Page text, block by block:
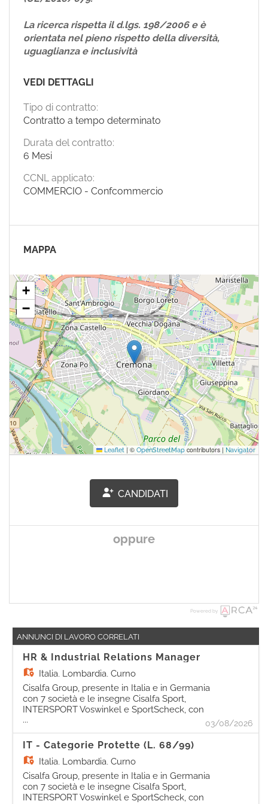
La ricerca rispetta il d.lgs. 198/2006 e è
orientata nel pieno rispetto della diversità,
uguaglianza e inclusività
VEDI DETTAGLI
Tipo di contratto:
Contratto a tempo determinato
Durata del contratto:
6 Mesi
CCNL applicato:
COMMERCIO - Confcommercio
MAPPA
+
−
Leaflet |© OpenStreetMap contributors | Navigator
CANDIDATI
oppure
Powered by
ANNUNCI DI LAVORO CORRELATI
HR & Industrial Relations Manager
Italia, Lombardia, Curno
Cisalfa Group, presente in Italia e in Germania
con 7 società e le insegne Cisalfa Sport,
INTERSPORT Voswinkel e SportScheck, con
più di 240 negozi e 5.500 persone, è alla ricerca
di una figura da inserire come Industrial
Relations Manager. La risorsa, a diretto riporto
della Legal Director, avrà la responsabilità di
garantire la corretta applicazione delle
normative giuslavoristiche e del CCNL,
assicurando coerenza con i processi HR di
gruppo e con la strategia aziendale. Si
... 03/08/2026
IT - Categorie Protette (L. 68/99)
Italia, Lombardia, Curno
Cisalfa Group, presente in Italia e in Germania
con 7 società e le insegne Cisalfa Sport,
INTERSPORT Voswinkel e SportScheck, con